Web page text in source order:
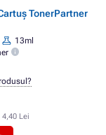
TonerPartner
13ml
4,40 Lei